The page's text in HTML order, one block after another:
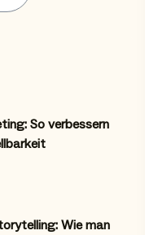
So verbessern
Wie man